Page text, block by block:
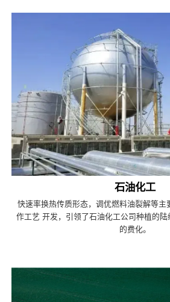
石油化工
快速率换热传质形态，调优燃料油裂解等主
作工艺 开发，引领了石油化工公司种植的
的费化。